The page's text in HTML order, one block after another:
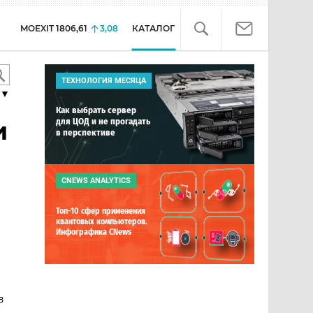
MOEXIT 1806,61 3,08 КАТАЛОГ
▼
ТЕХНОЛОГИЯ МЕСЯЦА
Как выбрать сервер
для ЦОД и не прогадать
в перспективе
CNEWS ANALYTICS
Топ-10 сфер применения
квантовых компьютеров.
Инфографика CNews